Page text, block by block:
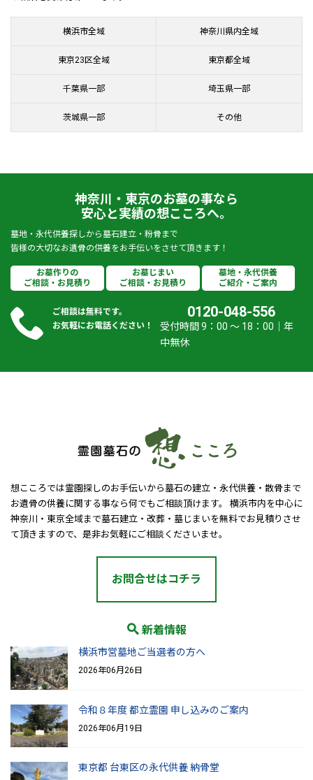
横浜市全域 神奈川県内全域
東京23区全域 東京都全域
千葉県一部 埼玉県一部
茨城県一部 その他
神奈川・東京のお墓の事なら
安心と実績の想こころへ。
墓地・永代供養探しから墓石建立・粉骨まで
皆様の大切なお遺骨の供養をお手伝いをさせて頂きます！
お墓作りの
ご相談・お見積り
お墓じまい
ご相談・お見積り
墓地・永代供養
ご紹介・ご案内
ご相談は無料です。
お気軽にお電話ください！
0120-048-556
受付時間 9：00 ～ 18：00｜年
中無休
想こころでは霊園探しのお手伝いから墓石の建立・永代供養・散骨まで
お遺骨の供養に関する事なら何でもご相談頂けます。 横浜市内を中心に
神奈川・東京全域まで墓石建立・改葬・墓じまいを無料でお見積りさせ
て頂きますので、是非お気軽にご相談くださいませ。
お問合せはコチラ
新着情報
横浜市営墓地ご当選者の方へ
2026年06月26日
令和８年度 都立霊園 申し込みのご案内
2026年06月19日
東京都 台東区の永代供養 納骨堂